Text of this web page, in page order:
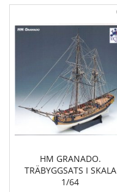
HM GRANADO.
TRÄBYGGSATS I SKALA
1/64